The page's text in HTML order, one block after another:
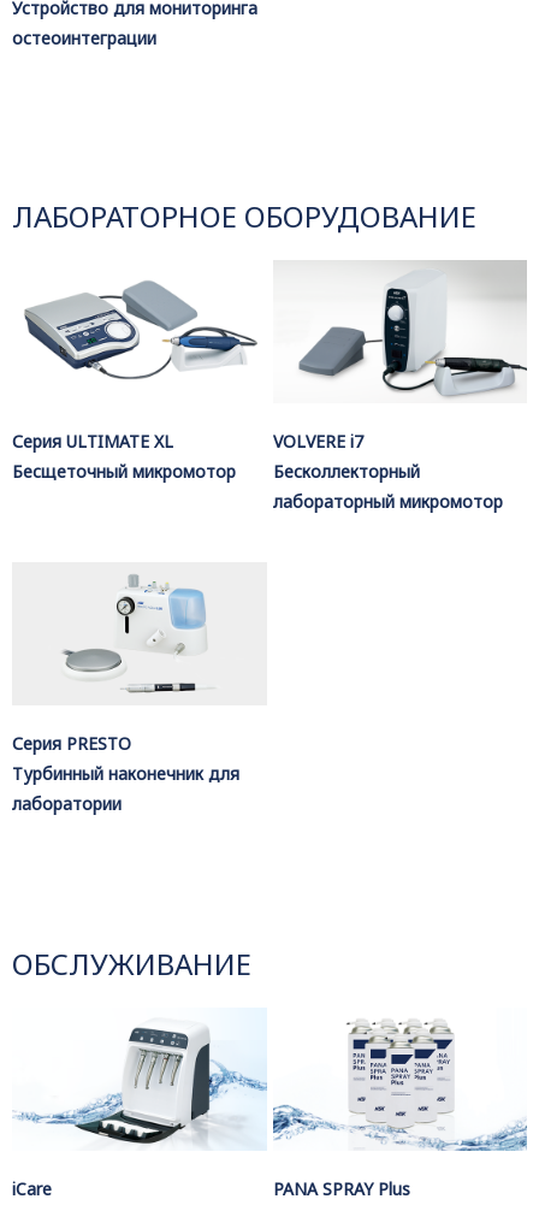
Устройство для мониторинга
остеоинтеграции
ЛАБОРАТОРНОЕ ОБОРУДОВАНИЕ
Серия ULTIMATE XL
Бесщеточный микромотор
VOLVERE i7
Бесколлекторный
лабораторный микромотор
Серия PRESTO
Турбинный наконечник для
лаборатории
ОБСЛУЖИВАНИЕ
iCare
PANA SPRAY Plus